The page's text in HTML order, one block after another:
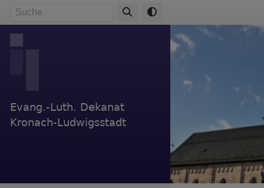
Direkt
Inhalt
Evang.-Luth. Dekanat
Kronach-Ludwigsstadt